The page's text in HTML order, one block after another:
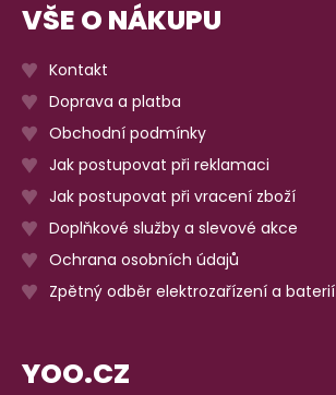
VŠE O NÁKUPU
Kontakt
Doprava a platba
Obchodní podmínky
Jak postupovat při reklamaci
Jak postupovat při vracení zboží
Doplňkové služby a slevové akce
Ochrana osobních údajů
Zpětný odběr elektrozařízení a baterií
YOO.CZ